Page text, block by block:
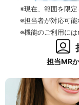
※現在、範囲を限定
※担当者が対応可能
※機能のご利用には
担当MR